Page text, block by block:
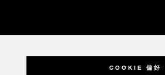
COOKIE 偏好